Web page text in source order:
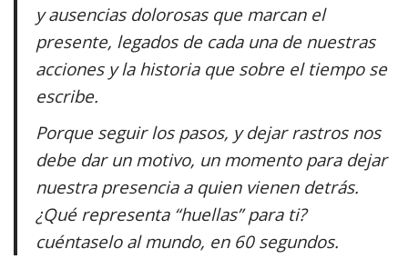
y ausencias dolorosas que marcan el
presente, legados de cada una de nuestras
acciones y la historia que sobre el tiempo se
escribe.
Porque seguir los pasos, y dejar rastros nos
debe dar un motivo, un momento para dejar
nuestra presencia a quien vienen detrás.
¿Qué representa “huellas” para ti?
cuéntaselo al mundo, en 60 segundos.